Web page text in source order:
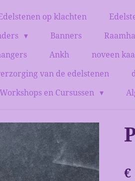
op klachten
Banners
Ankh noveen
van de edelstenen
Workshops en Cursussen
€